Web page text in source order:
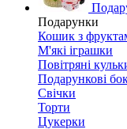
Подарунки
Кошик з
М'які іграшки
Повітряні
Подарункові
Свічки
Торти
Цукерки